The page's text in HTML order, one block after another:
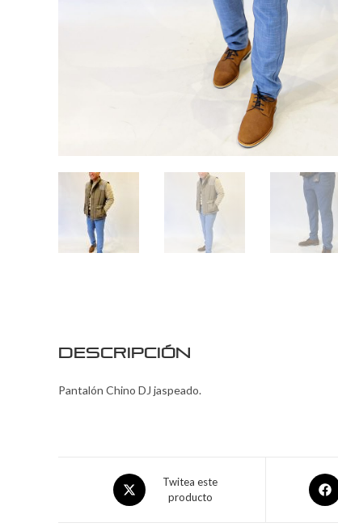
Descripción
Pantalón Chino DJ jaspeado.
Twitea este
producto